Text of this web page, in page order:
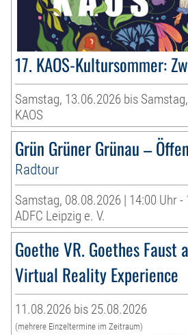
17. KAOS-Kultursommer:
Samstag, 13.06.2026 bis
KAOS
Grün Grüner Grünau –
Radtour
Samstag, 08.08.2026 | 14:00 Uhr -
ADFC Leipzig e. V.
Goethe VR. Goethes
Virtual Reality Experience
11.08.2026 bis 25.08.2026
(mehrere Einzeltermine im Zeitraum)